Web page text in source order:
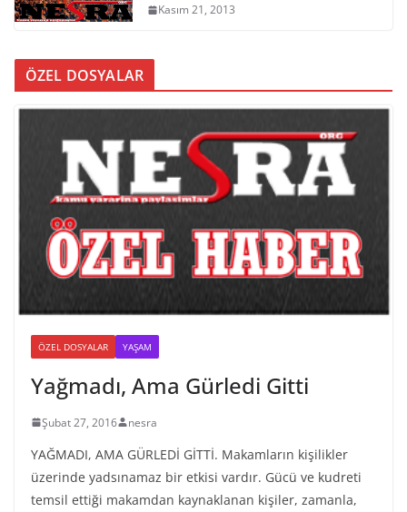
Kasım 21, 2013
ÖZEL DOSYALAR
ÖZEL DOSYALAR YAŞAM
Yağmadı, Ama Gürledi Gitti
Şubat 27, 2016 nesra
YAĞMADI, AMA GÜRLEDİ GİTTİ. Makamların kişilikler
üzerinde yadsınamaz bir etkisi vardır. Gücü ve kudreti
temsil ettiği makamdan kaynaklanan kişiler, zamanla,